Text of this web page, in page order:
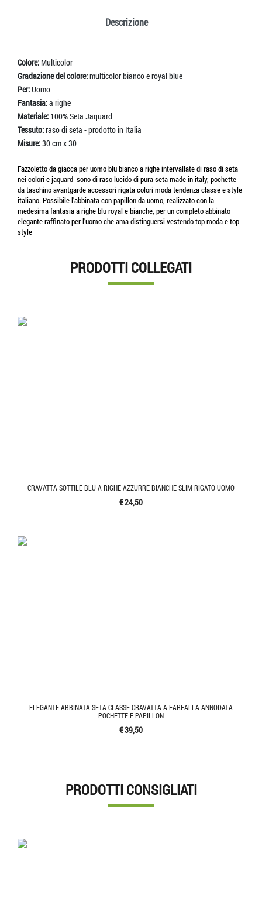
Descrizione
Colore: Multicolor
Gradazione del colore:multicolor bianco e royal blue
Per:Uomo
Fantasia:a righe
Materiale: 100% Seta Jaquard
Tessuto:raso di seta - prodotto in Italia
Misure:30 cm x 30
Fazzoletto da giacca per uomo blu bianco a righe intervallate di raso di seta
nei colori e jaquard sono di raso lucido di pura seta made in italy, pochette
da taschino avantgarde accessori rigata colori moda tendenza classe e style
italiano. Possibile l'abbinata con papillon da uomo, realizzato con la
medesima fantasia a righe blu royal e bianche, per un completo abbinato
elegante raffinato per l'uomo che ama distinguersi vestendo top moda e top
style
PRODOTTI COLLEGATI
CRAVATTA SOTTILE BLU A RIGHE AZZURRE BIANCHE SLIM RIGATO UOMO
€ 24,50
ELEGANTE ABBINATA SETA CLASSE CRAVATTA A FARFALLA ANNODATA
POCHETTE E PAPILLON
€ 39,50
PRODOTTI CONSIGLIATI